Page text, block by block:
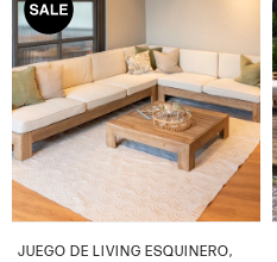
JUEGO DE LIVING ESQUINERO,